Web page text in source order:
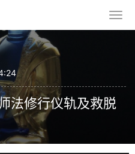
法修行仪轨及救脱